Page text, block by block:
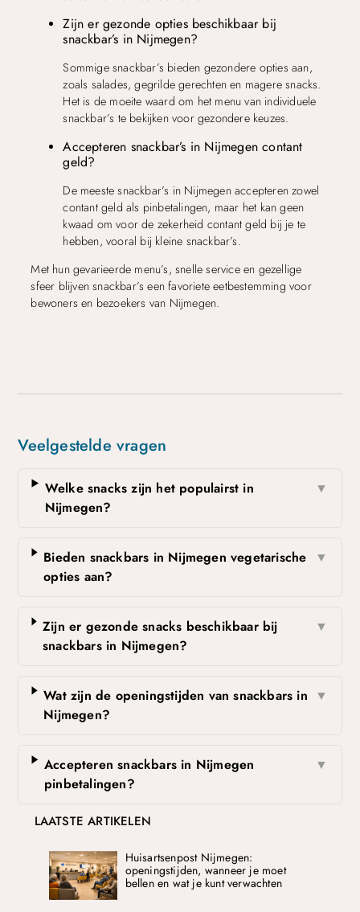
Zijn er gezonde opties beschikbaar bij
snackbar’s in Nijmegen?
Sommige snackbar’s bieden gezondere opties aan,
zoals salades, gegrilde gerechten en magere snacks.
Het is de moeite waard om het menu van individuele
snackbar’s te bekijken voor gezondere keuzes.
Accepteren snackbar’s in Nijmegen contant
geld?
De meeste snackbar’s in Nijmegen accepteren zowel
contant geld als pinbetalingen, maar het kan geen
kwaad om voor de zekerheid contant geld bij je te
hebben, vooral bij kleine snackbar’s.
Met hun gevarieerde menu’s, snelle service en gezellige
sfeer blijven snackbar’s een favoriete eetbestemming voor
bewoners en bezoekers van Nijmegen.
Veelgestelde vragen
Welke snacks zijn het populairst in
Nijmegen?
▼
Bieden snackbars in Nijmegen vegetarische
opties aan?
▼
Zijn er gezonde snacks beschikbaar bij
snackbars in Nijmegen?
▼
Wat zijn de openingstijden van snackbars in
Nijmegen?
▼
Accepteren snackbars in Nijmegen
pinbetalingen?
▼
LAATSTE ARTIKELEN
Huisartsenpost Nijmegen:
openingstijden, wanneer je moet
bellen en wat je kunt verwachten